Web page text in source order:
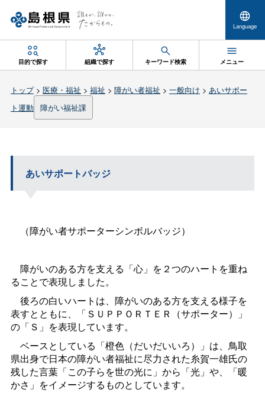
Language
目的で探す 組織で探す キーワード検索 メニュー
トップ> 医療・福祉 > 福祉 > 障がい者福祉 > 一般向け > あいサポー
ト運動 障がい福祉課
あいサポートバッジ
（障がい者サポーターシンボルバッジ）
障がいのある方を支える「心」を２つのハートを重ね
ることで表現しました。
後ろの白いハートは、障がいのある方を支える様子を
表すとともに、「ＳＵＰＰＯＲＴＥＲ（サポーター）」
の「Ｓ」を表現しています。
ベースとしている「橙色（だいだいいろ）」は、鳥取
県出身で日本の障がい者福祉に尽力された糸賀一雄氏の
残した言葉「この子らを世の光に」から「光」や、「暖
かさ」をイメージするものとしています。